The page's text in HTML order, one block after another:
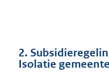
2.
Isolatie